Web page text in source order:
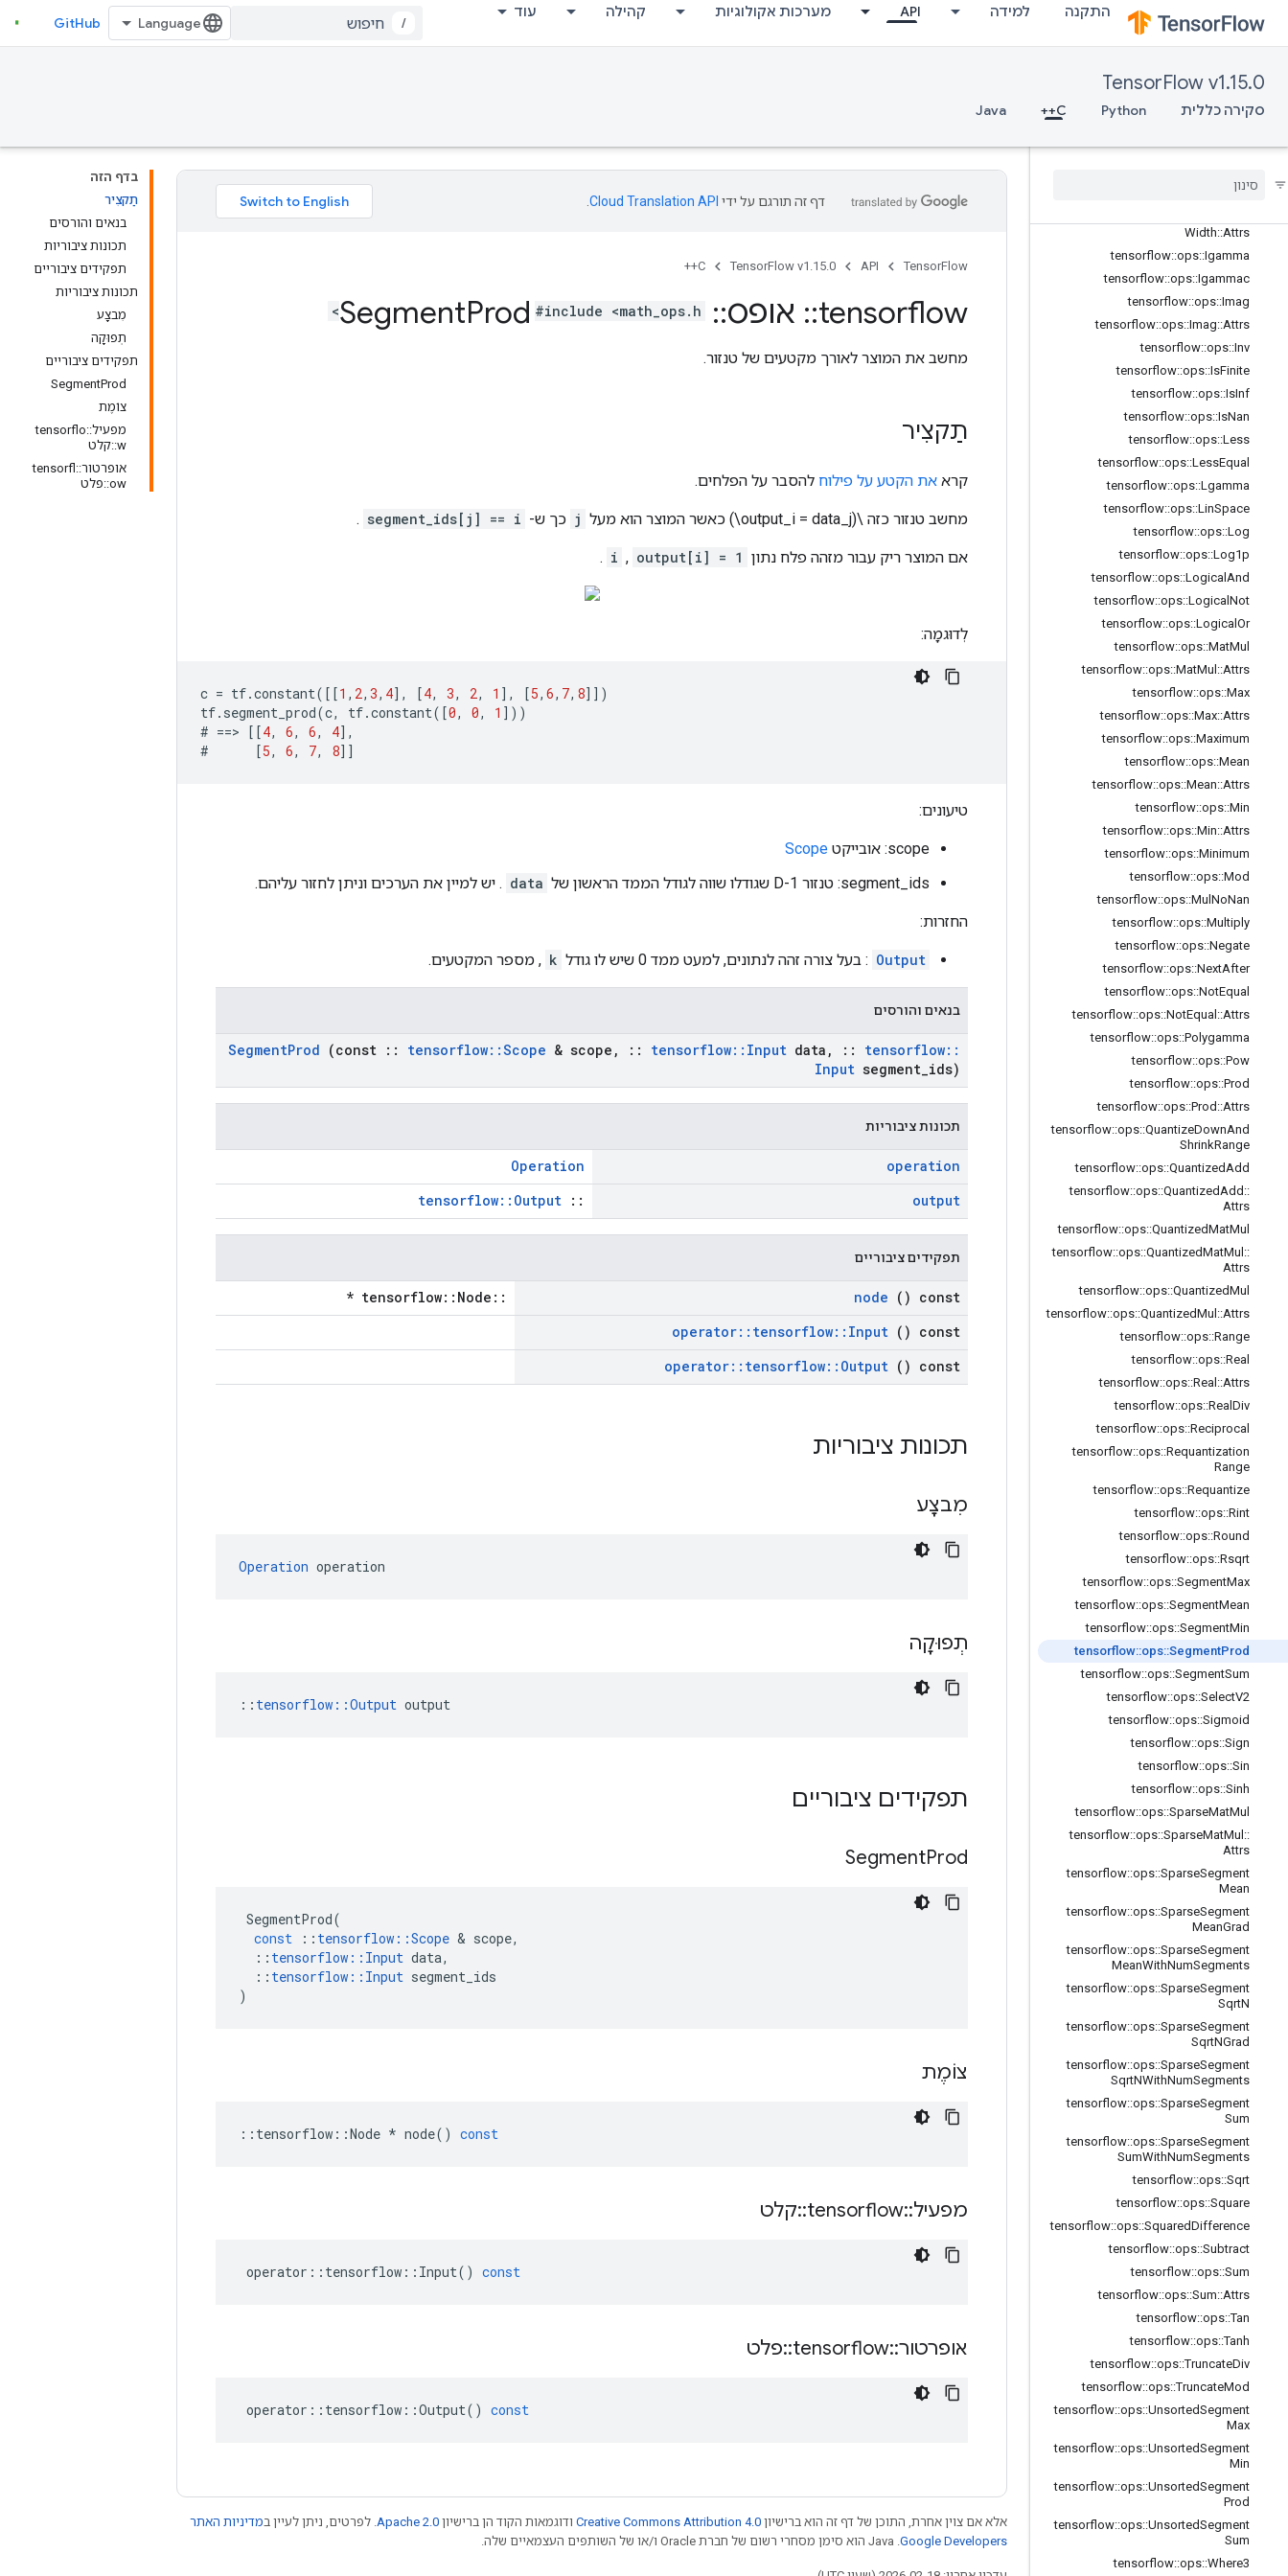
התקנה למידה API מערכות אקולוגיות קהילה עוד
/
GitHub
TensorFlow v1.15.0
סקירה כללית Python
C++
Java
tensorflow::ops::Exp
tensorflow::ops::FloorDiv
tensorflow::ops::FloorMod
Fixed
Width
Width::Attrs
tensorflow::ops::Igamma
tensorflow::ops::Igammac
tensorflow::ops::Imag
tensorflow::ops::Imag::Attrs
tensorflow::ops::Inv
tensorflow::ops::IsFinite
tensorflow::ops::IsInf
tensorflow::ops::IsNan
tensorflow::ops::Less
tensorflow::ops::LessEqual
tensorflow::ops::Lgamma
tensorflow::ops::LinSpace
tensorflow::ops::Log
tensorflow::ops::Log1p
tensorflow::ops::Logical And
tensorflow::ops::Logical Not
tensorflow::ops::Logical Or
tensorflow::ops::MatMul
tensorflow::ops::MatMul ::Attrs
tensorflow::ops::Max
tensorflow::ops::Max::Attrs
tensorflow::ops::Maximum
tensorflow::ops::Mean
tensorflow::ops::Mean::Attrs
tensorflow::ops::Min
tensorflow::ops::Min::Attrs
tensorflow::ops::Minimum
tensorflow::ops::Mod
tensorflow::ops::Mul NoNan
tensorflow::ops::Multiply
tensorflow::ops::Negate
tensorflow::ops::NextAfter
tensorflow::ops::NotEqual
tensorflow::ops::NotEqual ::Attrs
tensorflow::ops::Polygamma
tensorflow::ops::Pow
tensorflow::ops::Prod
tensorflow::ops::Prod ::Attrs
tensorflow::ops::QuantizeDownAnd
ShrinkRange
tensorflow::ops::QuantizedAdd
tensorflow::ops::QuantizedAdd ::
Attrs
tensorflow::ops::QuantizedMatMul
tensorflow::ops::QuantizedMatMul ::
Attrs
tensorflow::ops::QuantizedMul
tensorflow::ops::QuantizedMul ::Attrs
tensorflow::ops::Range
tensorflow::ops::Real
tensorflow::ops::Real ::Attrs
tensorflow::ops::Real Div
tensorflow::ops::Reciprocal
tensorflow::ops::Requantization
Range
tensorflow::ops::Requantize
tensorflow::ops::Rint
tensorflow::ops::Round
tensorflow::ops::Rsqrt
tensorflow::ops::SegmentMax
tensorflow::ops::SegmentMean
tensorflow::ops::SegmentMin
tensorflow::ops::SegmentProd
tensorflow::ops::SegmentSum
tensorflow::ops::SelectV2
tensorflow::ops::Sigmoid
tensorflow::ops::Sign
tensorflow::ops::Sin
tensorflow::ops::Sinh
tensorflow::ops::SparseMatMul
tensorflow::ops::SparseMatMul ::
Attrs
tensorflow::ops::SparseSegment
Mean
tensorflow::ops::SparseSegment
MeanGrad
tensorflow::ops::SparseSegment
MeanWithNumSegments
tensorflow::ops::SparseSegment
SqrtN
tensorflow::ops::SparseSegment
SqrtNGrad
tensorflow::ops::SparseSegment
SqrtNWithNumSegments
tensorflow::ops::SparseSegment
Sum
tensorflow::ops::SparseSegment
SumWithNumSegments
tensorflow::ops::Sqrt
tensorflow::ops::Square
tensorflow::ops::SquaredDifference
tensorflow::ops::Subtract
tensorflow::ops::Sum
tensorflow::ops::Sum::Attrs
tensorflow::ops::Tan
tensorflow::ops::Tanh
tensorflow::ops::TruncateDiv
tensorflow::ops::TruncateMod
tensorflow::ops::UnsortedSegment
Max
tensorflow::ops::UnsortedSegment
Min
tensorflow::ops::UnsortedSegment
Prod
tensorflow::ops::UnsortedSegment
Sum
tensorflow::ops::Where3
בדף הזה
תַקצִיר
בנאים והורסים
תכונות ציבוריות
תפקידים ציבוריים
תכונות ציבוריות
מִבצָע
תְפוּקָה
תפקידים ציבוריים
SegmentProd
צוֹמֶת
מפעיל::tensorflo
w::קלט
אופרטור::tensorfl
ow::פלט
דף זה תורגם על ידי Cloud Translation API
TensorFlow
API
TensorFlow v1.15.0
C++
tensorflow
:: אופס::
Prod #include <math_ops.h>
מחשב את המוצר לאורך מקטעים של טנזור.
תַקצִיר
קרא את הקטע על פילוח להסבר על הפלחים.
מחשב טנזור כזה \(output_i = data_j\) כאשר המוצר הוא מעל j כך ש- segment_ids[j] == i
.
אם המוצר ריק עבור מזהה פלח נתון i , output[i] = 1
.
לְדוּגמָה:
c = tf.constant([[1 , 2, 3, 4], [4, 3, 2, 1 ], [5, 6, 7, 8]])
tf. segment_prod(c, tf.constant([0, 0, 1 ]))
# ==> [[4, 6, 6, 4],
#
[5, 6, 7, 8]]
טיעונים:
scope: אובייקט
Scope
segment_ids: טנזור 1-D שגודלו שווה לגודל הממד הראשון של
data . יש למיין את הערכים וניתן לחזור עליהם.
החזרות:
Output : בעל צורה זהה לנתונים, למעט ממד 0 שיש לו גודל k , מספר המקטעים.
בנאים והורסים
SegmentProd (const :: tensorflow::Scope & scope , :: tensorflow:: Input data , :: tensorflow::
Input segment ids)
תכונות ציבוריות
operation
Operation
output
::
tensorflow::Output
תפקידים ציבוריים
node () const
::tensorflow::Node *
operator:: tensorflow:: Input () const
operator:: tensorflow:: Output () const
תכונות ציבוריות
מִבצָע
Operation operation
תְפוּקָה
:: tensorflow::Output output
תפקידים ציבוריים
SegmentProd
SegmentProd(
const
:: tensorflow ::Scope & scope,
:: tensorflow :: Input data,
:: tensorflow :: Input segment_ids
)
צוֹמֶת
:: tensorflow ::Node * node() const
מפעיל::
tensorflow
::קלט
operator :: tensorflow :: Input() const
אופרטור::
tensorflow
::פלט
operator :: tensorflow ::Output() const
אלא אם צוין אחרת, התוכן של דף זה הוא ברישיון Creative Commons Attribution 4.0 ודוגמאות הקוד הן ברישיון Apache 2.0. לפרטים, ניתן לעיין במדיניות האתר
Google Developers‏.‏ Java הוא סימן מסחרי רשום של חברת Oracle ו/או של השותפים העצמאיים שלה.